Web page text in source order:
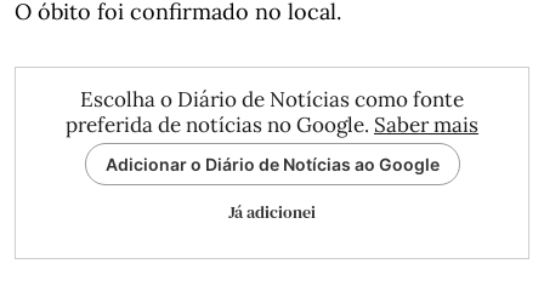
O óbito foi confirmado no local.
Escolha o Diário de Notícias como fonte
preferida de notícias no Google. Saber mais
Adicionar o Diário de Notícias ao Google
Já adicionei